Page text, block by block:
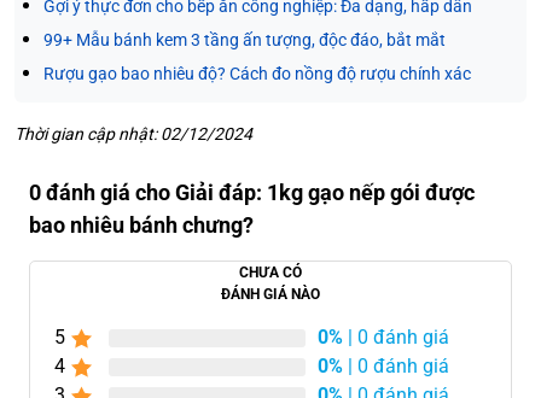
Gợi ý thực đơn cho bếp ăn công nghiệp: Đa dạng, hấp dẫn
99+ Mẫu bánh kem 3 tầng ấn tượng, độc đáo, bắt mắt
Rượu gạo bao nhiêu độ? Cách đo nồng độ rượu chính xác
Thời gian cập nhật: 02/12/2024
0 đánh giá cho Giải đáp: 1kg gạo nếp gói được
bao nhiêu bánh chưng?
CHƯA CÓ
ĐÁNH GIÁ NÀO
5 0% | 0 đánh giá
4
0% | 0 đánh giá